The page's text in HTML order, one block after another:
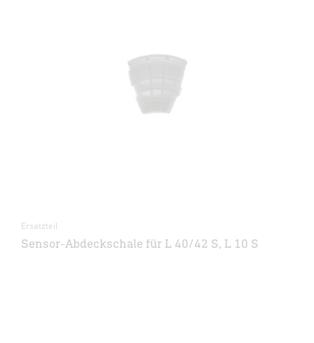
Ersatzteil
Sensor-Abdeckschale für L 40/42 S, L 10 S